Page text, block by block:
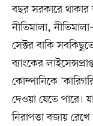
বছর সরকারে
নীতিমালা,
সেক্টর বাকি
ব্যাংকের
কোম্পানিকে
দেওয়া যেতে পারে।
নিরাপত্তা বজায় রেখে